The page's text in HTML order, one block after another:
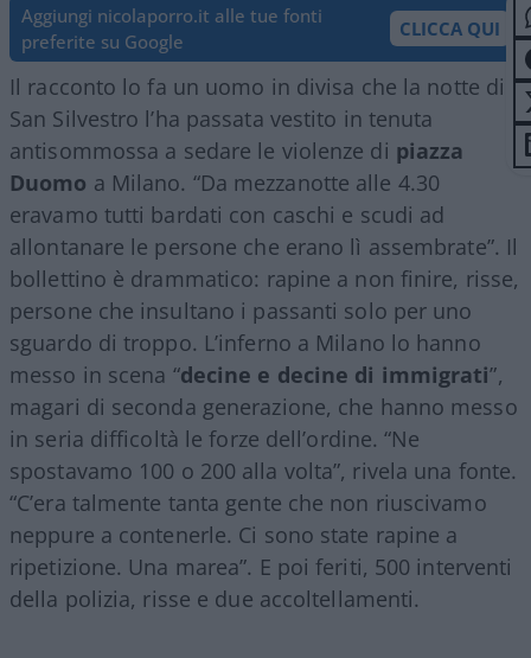
Aggiungi nicolaporro.it alle tue fonti
preferite su Google
CLICCA QUI
Il racconto lo fa un uomo in divisa che la notte di
San Silvestro l’ha passata vestito in tenuta
antisommossa a sedare le violenze di piazza
Duomo a Milano. “Da mezzanotte alle 4.30
eravamo tutti bardati con caschi e scudi ad
allontanare le persone che erano lì assembrate”. Il
bollettino è drammatico: rapine a non finire, risse,
persone che insultano i passanti solo per uno
sguardo di troppo. L’inferno a Milano lo hanno
messo in scena “decine e decine di immigrati”,
magari di seconda generazione, che hanno messo
in seria difficoltà le forze dell’ordine. “Ne
spostavamo 100 o 200 alla volta”, rivela una fonte.
“C’era talmente tanta gente che non riuscivamo
neppure a contenerle. Ci sono state rapine a
ripetizione. Una marea”. E poi feriti, 500 interventi
della polizia, risse e due accoltellamenti.